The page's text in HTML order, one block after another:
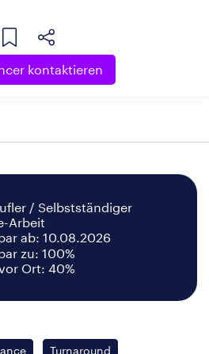
kontaktieren
/ Selbstständiger
Arbeit
ab: 10.08.2026
zu: 100%
Ort: 40%
Turnaround